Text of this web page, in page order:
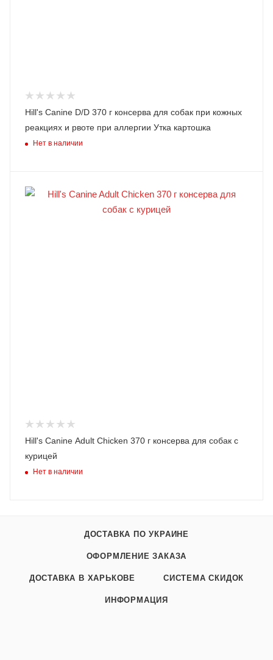
Hill's Canine D/D 370 г консерва для собак при кожных
реакциях и рвоте при аллергии Утка картошка
Нет в наличии
Hill's Canine Adult Chicken 370 г консерва для собак с
курицей
Нет в наличии
ДОСТАВКА ПО УКРАИНЕ
ОФОРМЛЕНИЕ ЗАКАЗА
ДОСТАВКА В ХАРЬКОВЕ СИСТЕМА СКИДОК
ИНФОРМАЦИЯ